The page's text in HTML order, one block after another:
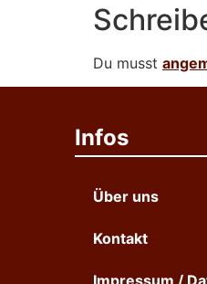
Du musst
Infos
Über uns
Kontakt